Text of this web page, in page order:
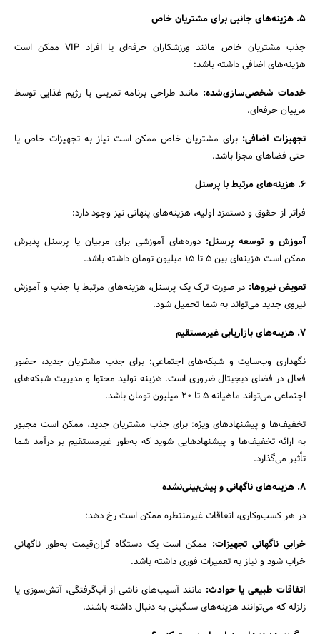
۵. هزینه‌های جانبی برای مشتریان خاص
جذب مشتریان خاص مانند ورزشکاران حرفه‌ای یا افراد VIP ممکن است
هزینه‌های اضافی داشته باشد:
خدمات شخصی‌سازی‌شده: مانند طراحی برنامه تمرینی یا رژیم غذایی توسط
مربیان حرفه‌ای.
تجهیزات اضافی: برای مشتریان خاص ممکن است نیاز به تجهیزات خاص یا
حتی فضاهای مجزا باشد.
۶. هزینه‌های مرتبط با پرسنل
فراتر از حقوق و دستمزد اولیه، هزینه‌های پنهانی نیز وجود دارد:
آموزش و توسعه پرسنل:دوره‌های آموزشی برای مربیان یا پرسنل پذیرش
ممکن است هزینه‌ای بین ۵ تا ۱۵ میلیون تومان داشته باشد.
تعویض نیروها: در صورت ترک یک پرسنل، هزینه‌های مرتبط با جذب و آموزش
نیروی جدید می‌تواند به شما تحمیل شود.
۷. هزینه‌های بازاریابی غیرمستقیم
نگهداری وب‌سایت و شبکه‌های اجتماعی: برای جذب مشتریان جدید، حضور
فعال در فضای دیجیتال ضروری است. هزینه تولید محتوا و مدیریت شبکه‌های
اجتماعی می‌تواند ماهیانه ۵ تا ۲۰ میلیون تومان باشد.
تخفیف‌ها و پیشنهادهای ویژه: برای جذب مشتریان جدید، ممکن است مجبور
به ارائه تخفیف‌ها و پیشنهادهایی شوید که به‌طور غیرمستقیم بر درآمد شما
تأثیر می‌گذارد.
۸. هزینه‌های ناگهانی و پیش‌بینی‌نشده
در هر کسب‌وکاری، اتفاقات غیرمنتظره ممکن است رخ دهد:
خرابی ناگهانی تجهیزات: ممکن است یک دستگاه گران‌قیمت به‌طور ناگهانی
خراب شود و نیاز به تعمیرات فوری داشته باشد.
اتفاقات طبیعی یا حوادث: مانند آسیب‌های ناشی از آب‌گرفتگی، آتش‌سوزی یا
زلزله که می‌توانند هزینه‌های سنگینی به دنبال داشته باشند.